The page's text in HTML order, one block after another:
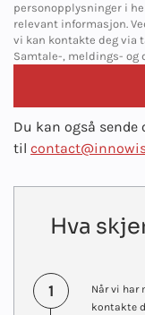
personopplysninger i
relevant informasjon.
vi kan kontakte deg via
Samtale-, meldings- og
Du kan også sende
til
Hva
1
Når vi har
kontakte